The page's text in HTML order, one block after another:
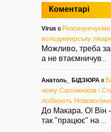
Коментарі
Virus в
володимирську
Можливо, треба
а не втаємничув
Анатоль_ БІДЗЮРА в
чому Сапожніков і
лобіюють
До Макара. О! Він
так "працює" на